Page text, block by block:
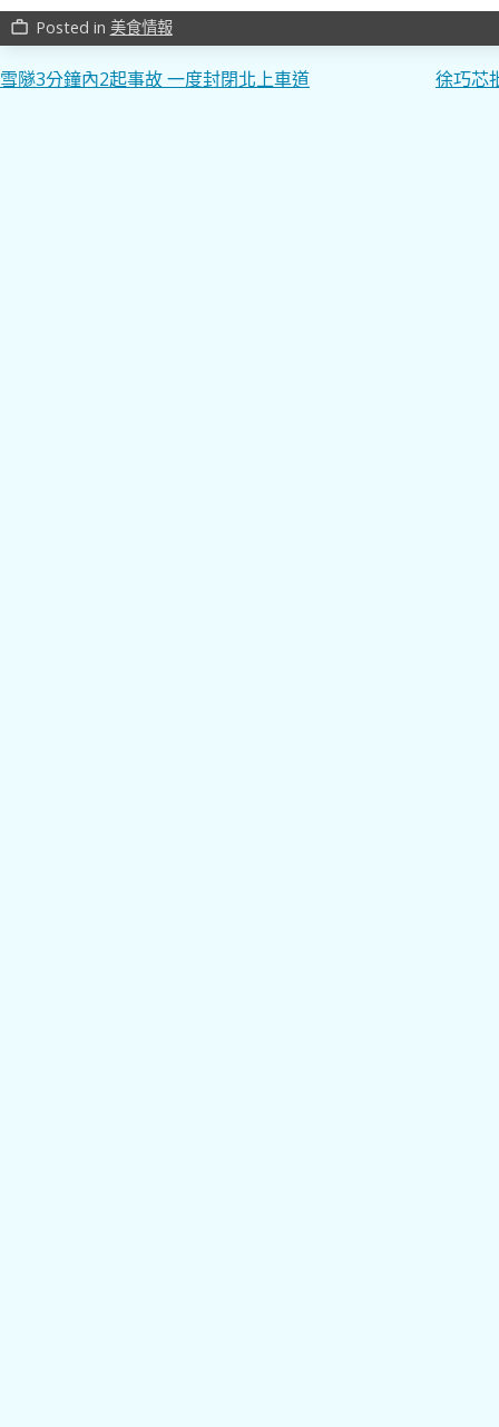
work_outline Posted in 美食情報
文
雪隧3分鐘內2起事故 一度封閉北上車道 徐巧芯